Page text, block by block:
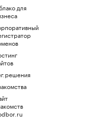
для